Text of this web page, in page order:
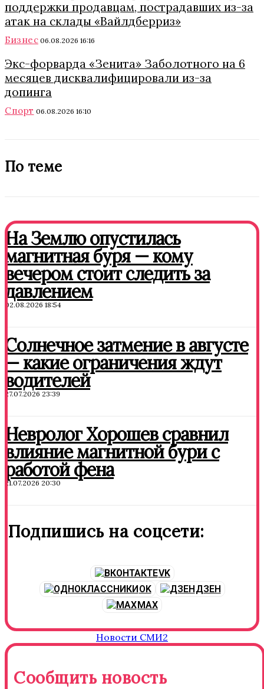
поддержки продавцам, пострадавших из-за
атак на склады «Вайлдберриз»
Бизнес 06.08.2026 16:16
Экс-форварда «Зенита» Заболотного на 6
месяцев дисквалифицировали из-за
допинга
Спорт 06.08.2026 16:10
По теме
На Землю опустилась
магнитная буря — кому
вечером стоит следить за
давлением
02.08.2026 18:54
Солнечное затмение в августе
— какие ограничения ждут
водителей
27.07.2026 23:39
Невролог Хорошев сравнил
влияние магнитной бури с
работой фена
21.07.2026 20:30
Подпишись на соцсети:
VK
OK
ДЗЕН
MAX
Новости СМИ2
Сообщить новость